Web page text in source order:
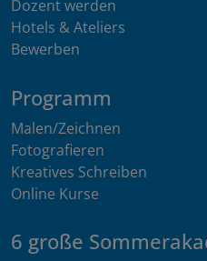
Dozent werden
Hotels & Ateliers
Bewerben
Programm
Malen/Zeichnen
Fotografieren
Kreatives Schreiben
Online Kurse
6 große